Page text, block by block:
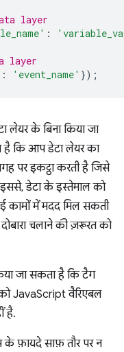
layer
:
layer
: 'event_name' });
लेयर के बिना किया जा
है कि आप डेटा लेयर का
पर इकट्ठा करती है जिसे
डेटा के इस्तेमाल को
कामों में मदद मिल सकती
चलाने की ज़रूरत को
जा सकता है कि टैग
JavaScript वैरिएबल
है.
के फ़ायदे साफ़ तौर पर न